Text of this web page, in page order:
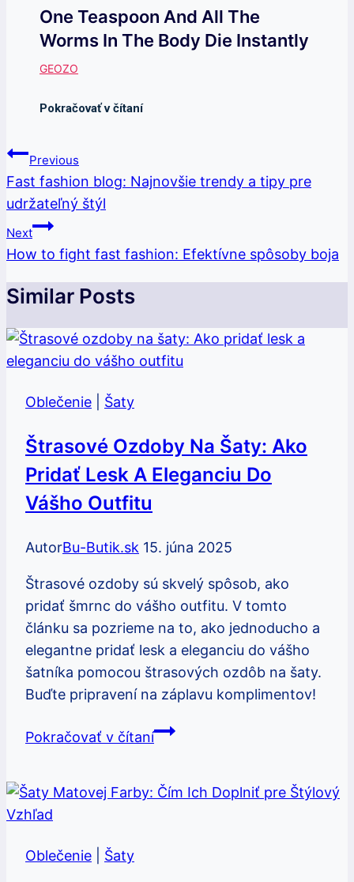
One Teaspoon And All The
Worms In The Body Die Instantly
Navigácia
V
Článku
Previous
Fast fashion blog: Najnovšie trendy a tipy pre
udržateľný štýl
Next
How to fight fast fashion: Efektívne spôsoby boja
Similar Posts
Oblečenie Šaty
Štrasové Ozdoby Na Šaty: Ako
Pridať Lesk A Eleganciu Do
Vášho Outfitu
AutorBu-Butik.sk 15. júna 2025
Štrasové ozdoby sú skvelý spôsob, ako
pridať šmrnc do vášho outfitu. V tomto
článku sa pozrieme na to, ako jednoducho a
elegantne pridať lesk a eleganciu do vášho
šatníka pomocou štrasových ozdôb na šaty.
Buďte pripravení na záplavu komplimentov!
Pokračovať v čítaníŠtrasové
šaty:
Oblečenie Šaty